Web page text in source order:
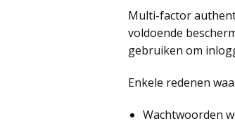
Multi-factor
voldoende
gebruiken om
Enkele redenen
Wachtwoorden